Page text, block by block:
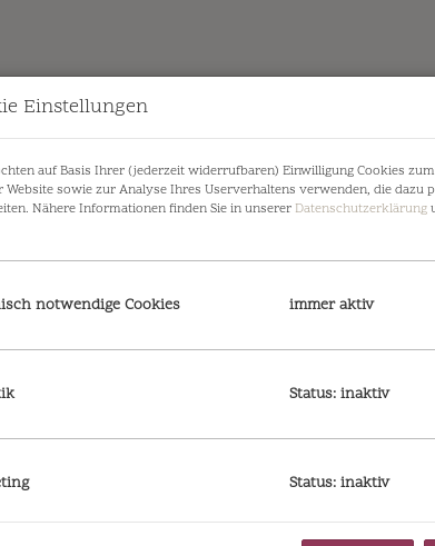
Einstellungen
auf Basis Ihrer (jederzeit widerrufbaren) Einwilligung Cookies
Website sowie zur Analyse Ihres Userverhaltens verwenden, die dazu
Nähere Informationen finden Sie in unserer Datenschutzerklärung
notwendige Cookies immer aktiv
Status: inaktiv
Status: inaktiv